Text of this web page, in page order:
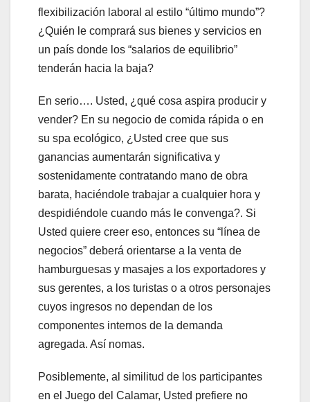
flexibilización laboral al estilo “último mundo”?
¿Quién le comprará sus bienes y servicios en
un país donde los “salarios de equilibrio”
tenderán hacia la baja?
En serio…. Usted, ¿qué cosa aspira producir y
vender? En su negocio de comida rápida o en
su spa ecológico, ¿Usted cree que sus
ganancias aumentarán significativa y
sostenidamente contratando mano de obra
barata, haciéndole trabajar a cualquier hora y
despidiéndole cuando más le convenga?. Si
Usted quiere creer eso, entonces su “línea de
negocios” deberá orientarse a la venta de
hamburguesas y masajes a los exportadores y
sus gerentes, a los turistas o a otros personajes
cuyos ingresos no dependan de los
componentes internos de la demanda
agregada. Así nomas.
Posiblemente, al similitud de los participantes
en el Juego del Calamar, Usted prefiere no